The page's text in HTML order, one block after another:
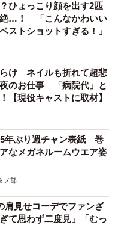
ひょっこり顔を出す2匹
絶…！ 「こんなかわいい
ストショットすぎる！」
け ネイルも折れて超悲
のお仕事 「病院代」と
【現役キャストに取材】
年ぶり週チャン表紙 巻
なメガネルームウエア姿
メ部
見せコーデでファンざ
て思わず二度見」「むっ